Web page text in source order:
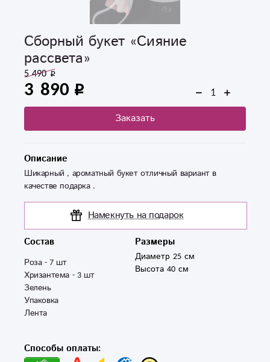
Сборный букет «Сияние
рассвета»
3 890
5 490
Заказать
Описание
Шикарный , ароматный букет отличный вариант в
качестве подарка .
Намекнуть на подарок
Состав
Роза - 7 шт
Хризантема - 3 шт
Зелень
Упаковка
Лента
Размеры
Диаметр 25 см
Высота 40 см
Способы оплаты: